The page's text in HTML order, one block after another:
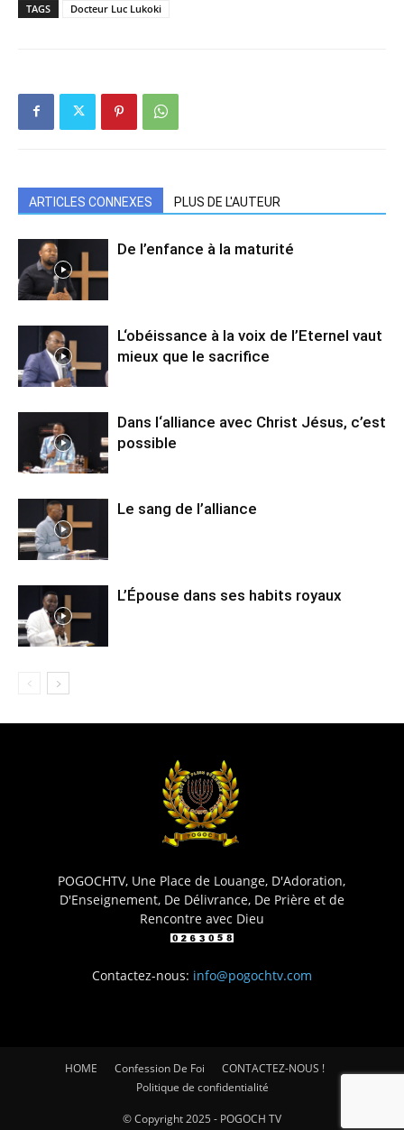
TAGS Docteur Luc Lukoki
ARTICLES CONNEXES PLUS DE L'AUTEUR
De l’enfance à la maturité
L‘obéissance à la voix de l’Eternel vaut
mieux que le sacrifice
Dans l‘alliance avec Christ Jésus, c’est
possible
Le sang de l’alliance
L’Épouse dans ses habits royaux
POGOCHTV, Une Place de Louange, D'Adoration,
D'Enseignement, De Délivrance, De Prière et de
Rencontre avec Dieu
Contactez-nous: info@pogochtv.com
HOME Confession De Foi
CONTACTEZ-NOUS !
Politique de confidentialité
© Copyright 2025 - POGOCH TV